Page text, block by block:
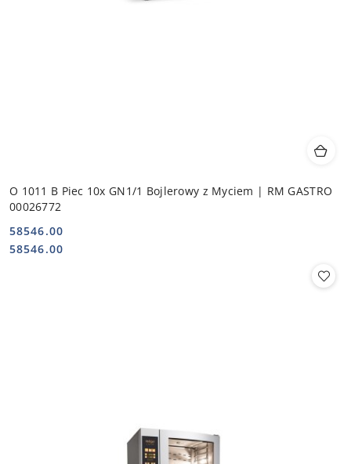
O 1011 B Piec 10x GN1/1 Bojlerowy z Myciem | RM GASTRO
00026772
Cena:
58546.00
Cena:
58546.00